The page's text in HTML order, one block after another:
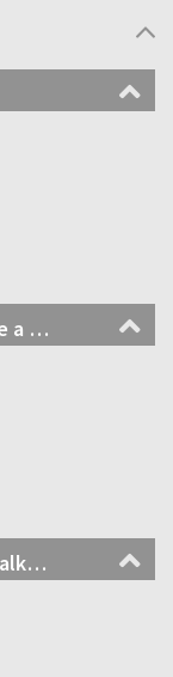
mutat be,
javítással
4
egyet
egy
Az értékelés változó szerepe a modern pedagógiában
Formatív értékelés a szövegalkotás során: Önértékelés fejlesztése